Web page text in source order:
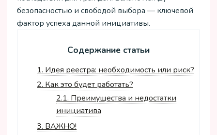
безопасностью и свободой выбора — ключевой
фактор успеха данной инициативы.
Содержание статьи
1. Идея реестра: необходимость или риск?
2. Как это будет работать?
2.1. Преимущества и недостатки
инициатива
3. ВАЖНО!